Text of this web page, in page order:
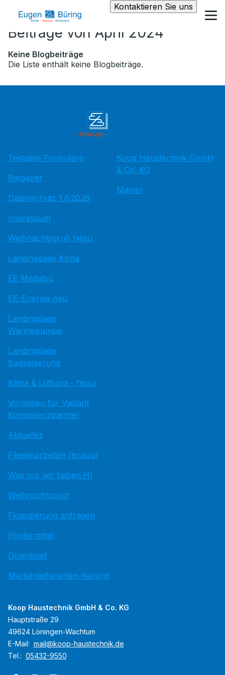
Kontaktieren Sie uns
Beiträge von April 2024
Keine Blogbeiträge
Die Liste enthält keine Blogbeiträge.
Testseite Formulare
Ratgeber
Datenschutz 1.6.2026
Impressum
Weihnachtsgruß hissu
Landingpage Klima
EE Medatsu
EE-Energie neu
Landingpage
Wärmepumpe
Landingpage
Badsanierung
Klima & Lüftung - hissu
Vorgaben für Vaillant
Kompetenzpartner
Aktuelles
Fliesenarbeiten (toujou)
Was nur wir haben HI
Weihnachtspost
Finanzierung anfragen
Fördermittel
Download
Markenlieferanten Record
Koop Haustechnik GmbH
& Co. KG
Master
Koop Haustechnik GmbH & Co. KG
Hauptstraße 29
49624 Löningen-Wachtum
E-Mail: mail@koop-haustechnik.de
Tel.: 05432-9550